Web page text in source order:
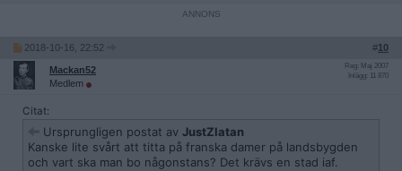
2018-10-16, 22:52 #10
Mackan52
Medlem
Reg: Maj 2007
Inlägg: 11 870
Citat:
Ursprungligen postat av JustZlatan
Kanske lite svårt att titta på franska damer på landsbygden
och vart ska man bo någonstans? Det krävs en stad iaf.